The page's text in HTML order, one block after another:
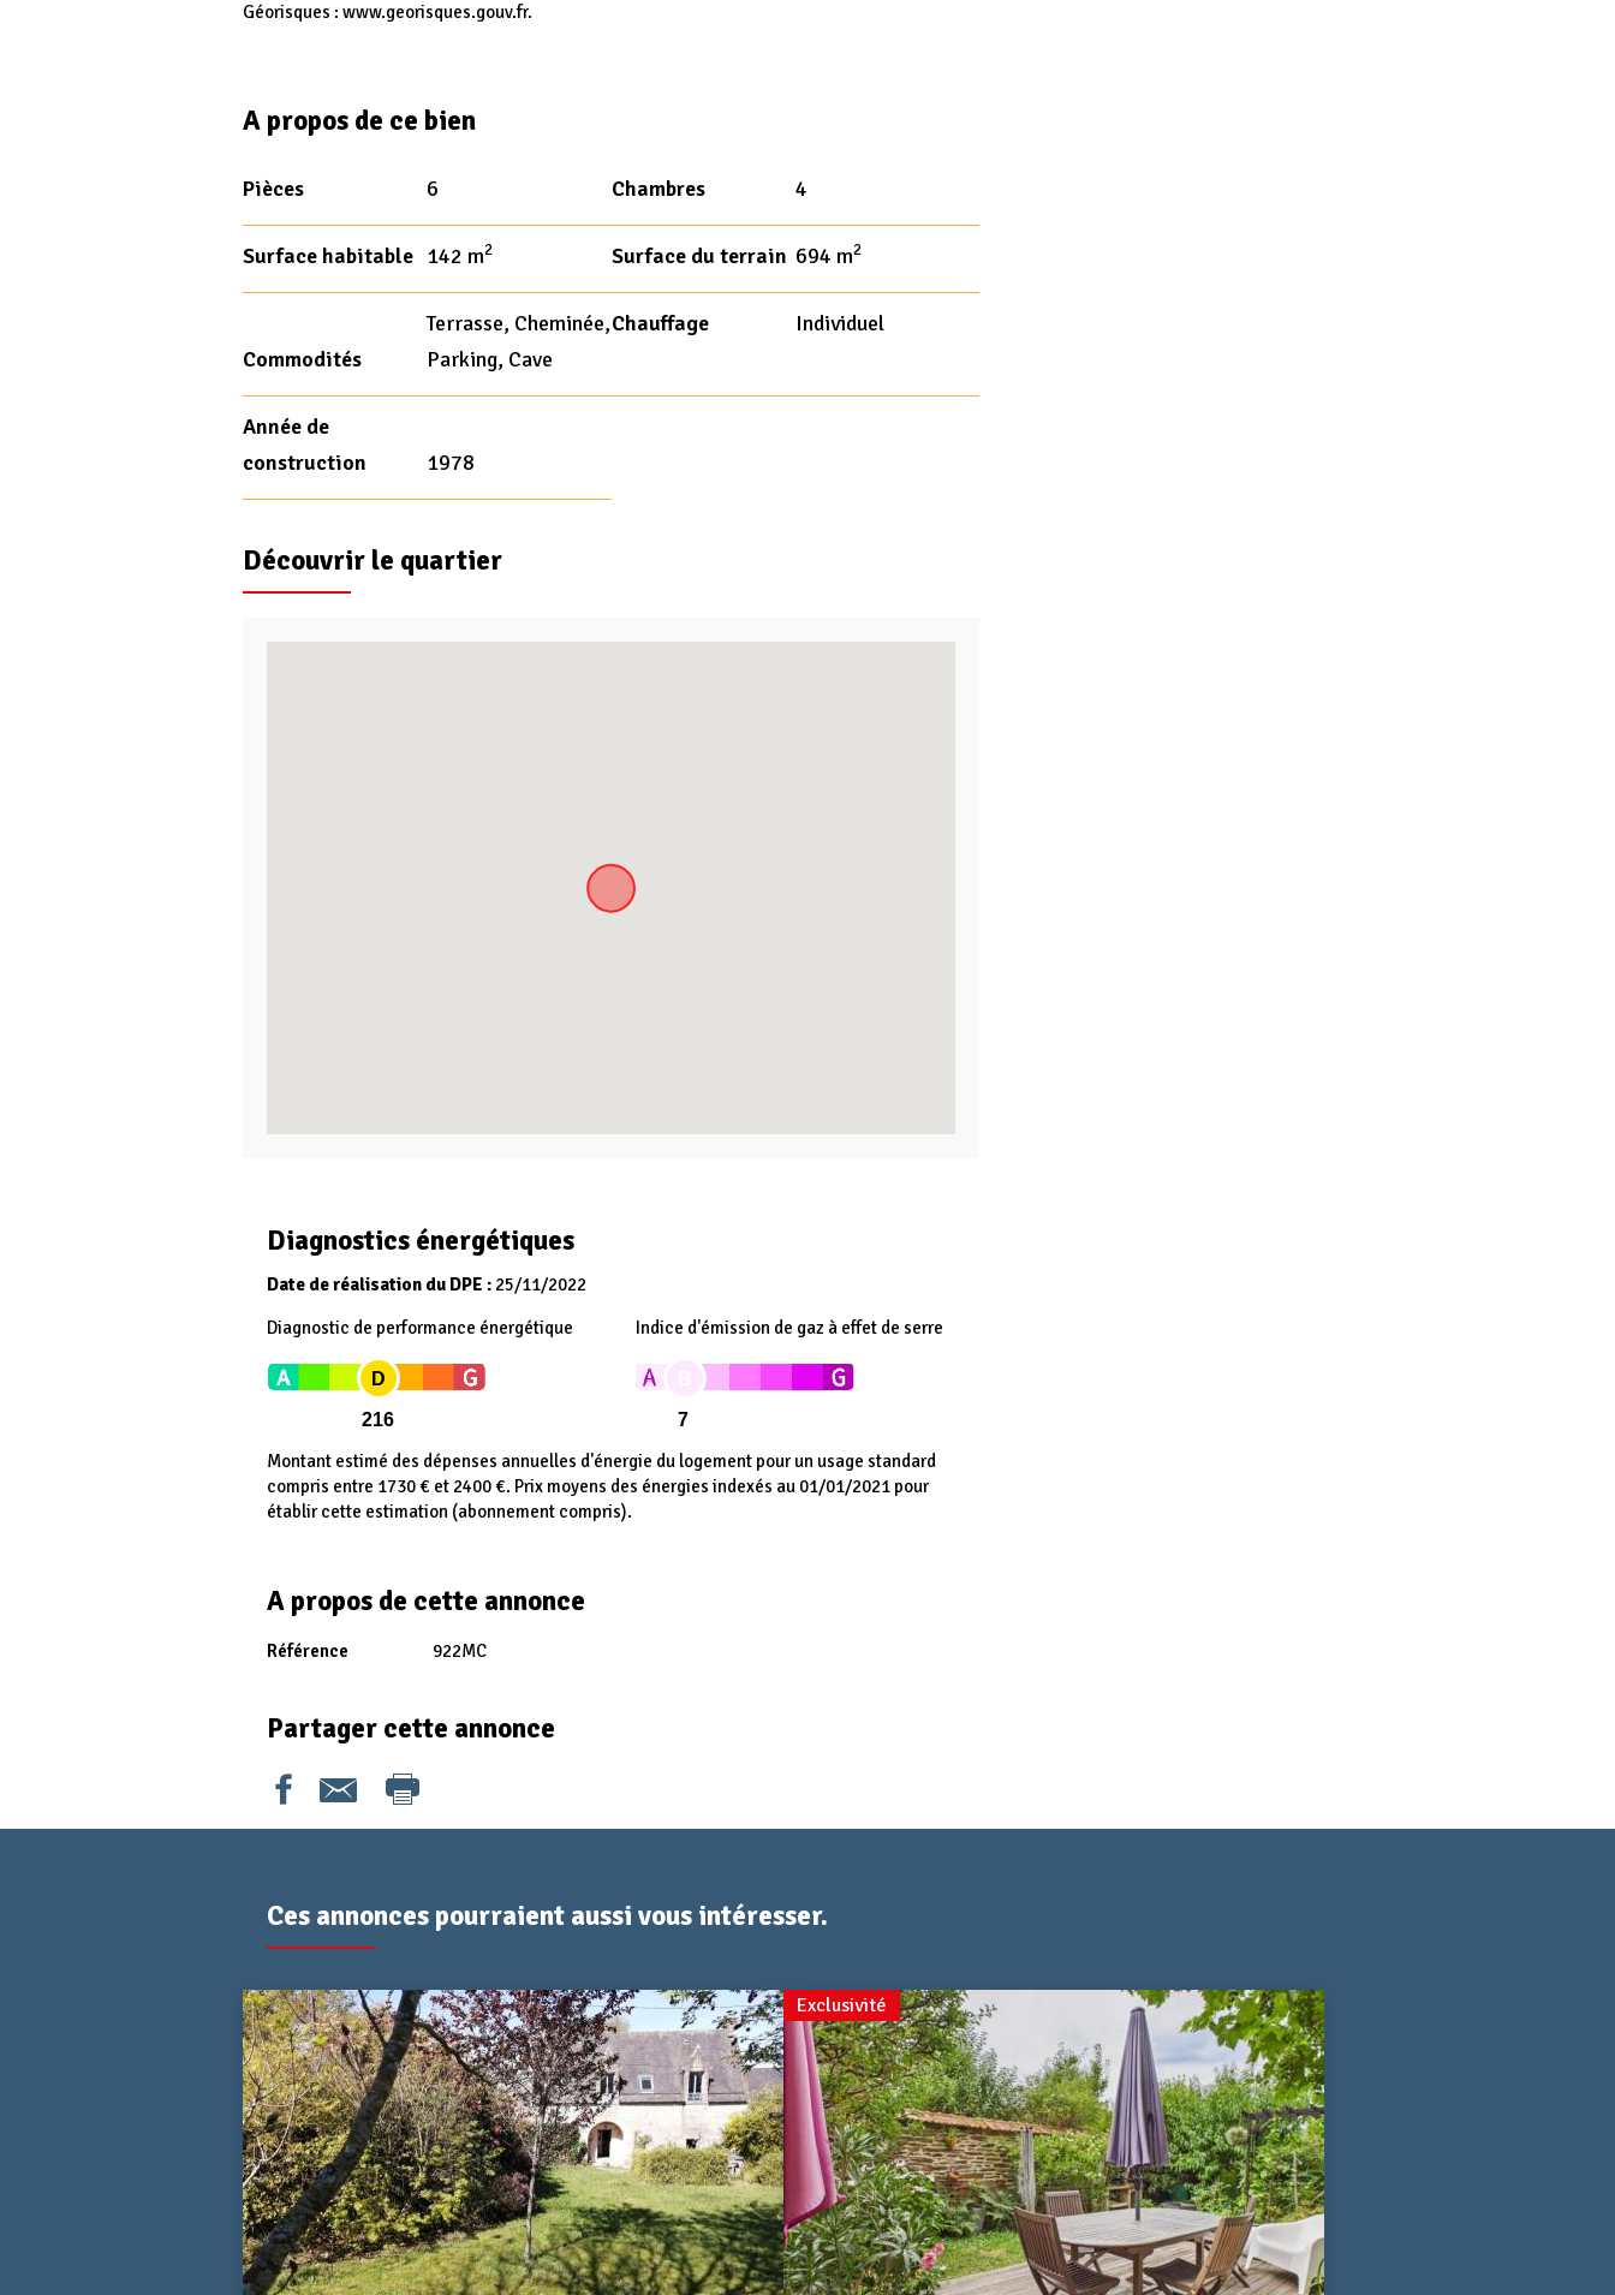
Géorisques : www.georisques.gouv.fr.
A propos de ce bien
Pièces 6 Chambres 4
Surface habitable 142 m2 Surface du terrain 694 m2
Commodités
Terrasse, Cheminée,
Parking, Cave
Chauffage Individuel
Année de
construction
1978
Découvrir le quartier
Diagnostics énergétiques
Date de réalisation du DPE : 25/11/2022
Diagnostic de performance énergétique
D
216
Indice d'émission de gaz à effet de serre
7
Montant estimé des dépenses annuelles d'énergie du logement pour un usage standard
compris entre 1730 € et 2400 €. Prix moyens des énergies indexés au 01/01/2021 pour
établir cette estimation (abonnement compris).
A propos de cette annonce
Référence 922MC
Partager cette annonce
Ces annonces pourraient aussi vous intéresser.
Exclusivité